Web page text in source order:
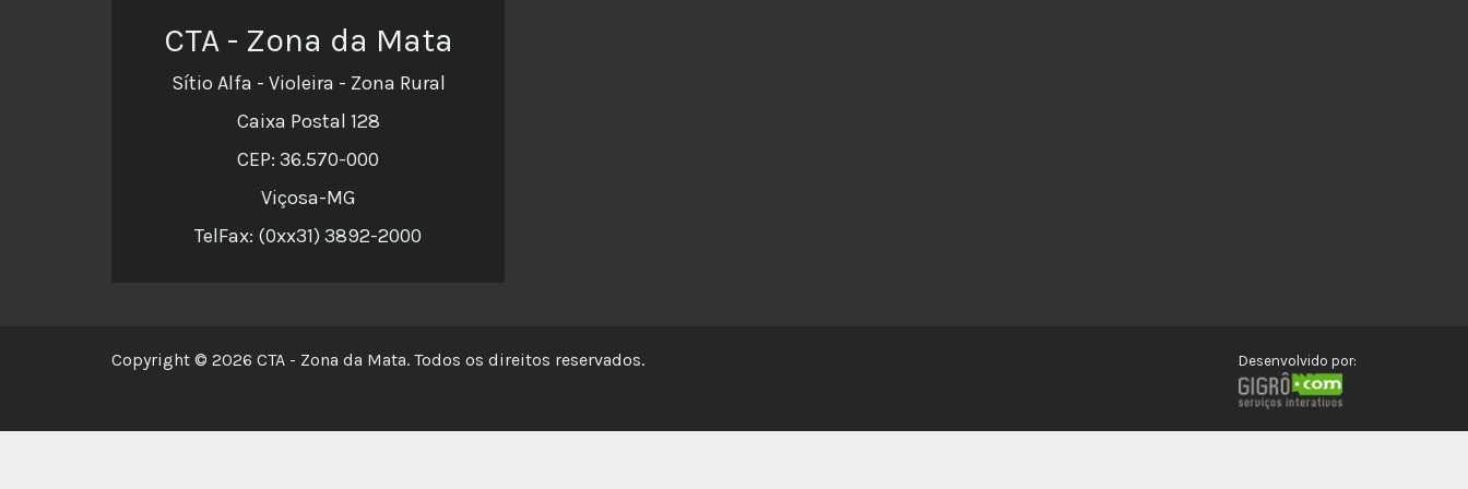
CTA - Zona da Mata
Sítio Alfa - Violeira - Zona Rural
Caixa Postal 128
CEP: 36.570-000
Viçosa-MG
TelFax: (0xx31) 3892-2000
Copyright © 2026 CTA - Zona da Mata. Todos os direitos reservados. Desenvolvido por: